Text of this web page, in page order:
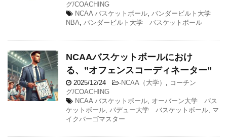
グ/COACHING
NCAA バスケットボール, バンダービルト大学
NBA, バンダービルト大学 バスケットボール
NCAAバスケットボールにおけ
る、”オフェンスコーディネーター”
2025/12/24 -NCAA（大学） , コーチン
グ/COACHING
NCAA バスケットボール, オーバーン大学 バス
ケットボール, パデュー大学 バスケットボール, マ
イクバーゴマスター